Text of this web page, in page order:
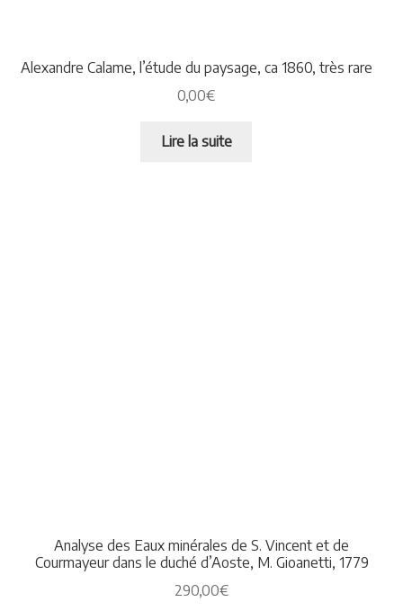
Alexandre Calame, l’étude du paysage, ca 1860, très rare
0,00€
Lire la suite
Analyse des Eaux minérales de S. Vincent et de
Courmayeur dans le duché d’Aoste, M. Gioanetti, 1779
290,00€